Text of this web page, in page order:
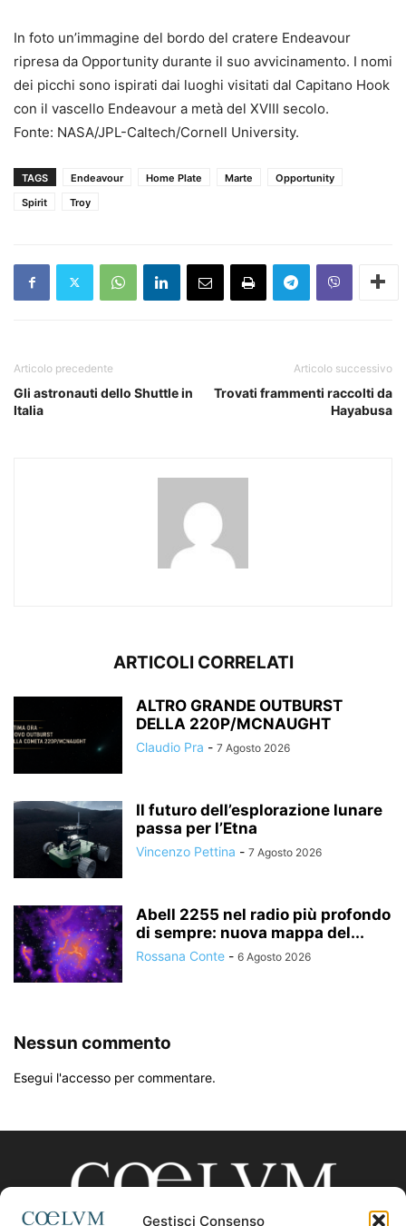
Gestisci Consenso
In foto un’immagine del bordo del cratere Endeavour
ripresa da Opportunity durante il suo avvicinamento. I nomi
dei picchi sono ispirati dai luoghi visitati dal Capitano Hook
con il vascello Endeavour a metà del XVIII secolo.
Fonte: NASA/JPL-Caltech/Cornell University.
TAGS Endeavour Home Plate Marte
Opportunity
Spirit
Troy
Articolo precedente
Gli astronauti dello Shuttle in
Italia
Articolo successivo
Trovati frammenti raccolti da
Hayabusa
ARTICOLI CORRELATI
ALTRO GRANDE OUTBURST
DELLA 220P/MCNAUGHT
Claudio Pra - 7 Agosto 2026
Il futuro dell’esplorazione lunare
passa per l’Etna
Vincenzo Pettina - 7 Agosto 2026
Abell 2255 nel radio più profondo
di sempre: nuova mappa del...
Rossana Conte - 6 Agosto 2026
Nessun commento
Esegui l'accesso per commentare.